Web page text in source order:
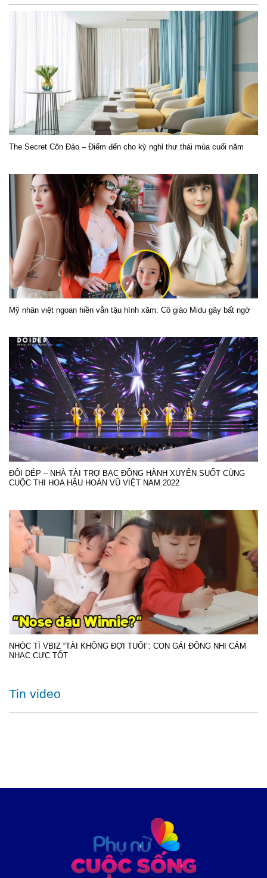
The Secret Côn Đảo – Điểm đến cho kỳ nghỉ thư thái mùa cuối năm
Mỹ nhân việt ngoan hiền vẫn tậu hình xăm: Cô giáo Midu gây bất ngờ
ĐÔI DÉP – NHÀ TÀI TRỢ BẠC ĐỒNG HÀNH XUYÊN SUỐT CÙNG
CUỘC THI HOA HẬU HOÀN VŨ VIỆT NAM 2022
NHÓC TÌ VBIZ “TÀI KHÔNG ĐỢI TUỔI”: CON GÁI ĐÔNG NHI CẢM
NHẠC CỰC TỐT
Tin video